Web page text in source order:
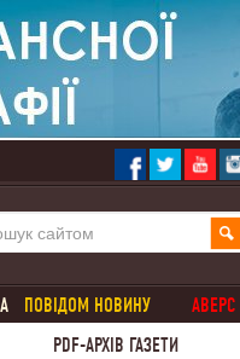
ПОВІДОМ НОВИНУ
АВЕРС
PDF-АРХІВ ГАЗЕТИ